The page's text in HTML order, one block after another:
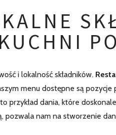
i lokalność składników.
menu dostępne są pozycje
przykład dania, które
nam na stworzenie